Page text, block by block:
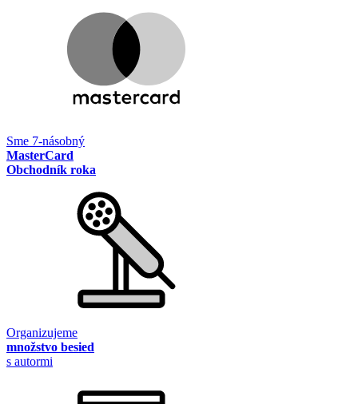
Sme 7-násobný
MasterCard
Obchodník roka
Organizujeme
množstvo besied
s autormi